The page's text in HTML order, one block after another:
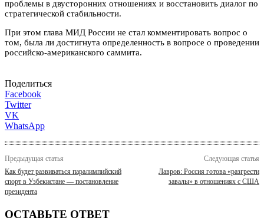
проблемы в двусторонних отношениях и восстановить диалог по
стратегической стабильности.
При этом глава МИД России не стал комментировать вопрос о
том, была ли достигнута определенность в вопросе о проведении
российско-американского саммита.
Поделиться
Facebook
Twitter
VK
WhatsApp
Предыдущая статья
Как будет развиваться паралимпийский
спорт в Узбекистане — постановление
президента
Следующая статья
Лавров: Россия готова «разгрести
завалы» в отношениях с США
ОСТАВЬТЕ ОТВЕТ